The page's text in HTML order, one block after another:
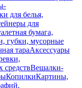
для белья,
для
бумага,
губки, мусорные
тараАксессуары
Вешалки-
КопилкиКартины,